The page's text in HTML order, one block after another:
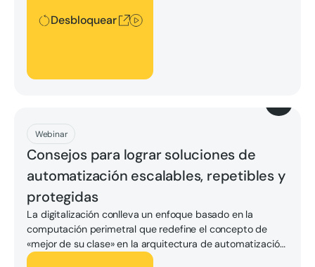
empresas adoptar modelos de fabricación innovadores y
hacer frente a los principales desafíos de la industria.
Desbloquear
Webinar
Consejos para lograr soluciones de
automatización escalables, repetibles y
protegidas
La digitalización conlleva un enfoque basado en la
computación perimetral que redefine el concepto de
«mejor de su clase» en la arquitectura de automatización
y control.
Desbloquear
Descargar